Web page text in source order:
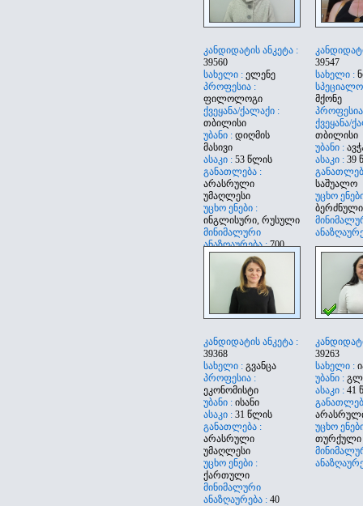
კანდიდატის ანკეტა :
39560
სახელი : ელენე
პროფესია :
ფილოლოგი
ქვეყანა/ქალაქი :
თბილისი
უბანი : დიღმის
მასივი
ასაკი : 53 წლის
განათლება :
არასრული
უმაღლესი
უცხო ენები :
ინგლისური, რუსული
მინიმალური
ანაზღაურება :700
39547
სახელი :
მქონე
ქვეყანა/
თბილისი
უბანი :
ასაკი : 39
საშუალო
უცხო
ბერძნული
კანდიდატის ანკეტა :
39368
სახელი : გვანცა
პროფესია :
ეკონომისტი
უბანი : ისანი
ასაკი : 31 წლის
განათლება :
არასრული
უმაღლესი
უცხო ენები :
ქართული
მინიმალური
ანაზღაურება : 40
39263
სახელი :
უბანი :
ასაკი : 41
უცხო
თურქული